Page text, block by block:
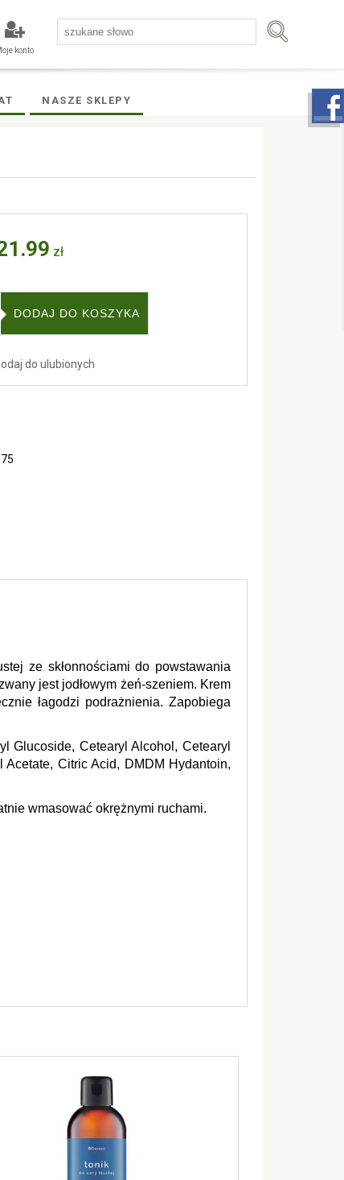
konto
NASZE SKLEPY
zł
do ulubionych
ze skłonnościami do powstawania
jest jodłowym żeń-szeniem. Krem
łagodzi podrażnienia. Zapobiega
Glucoside, Cetearyl Alcohol, Cetearyl
Citric Acid, DMDM Hydantoin,
wmasować okrężnymi ruchami.